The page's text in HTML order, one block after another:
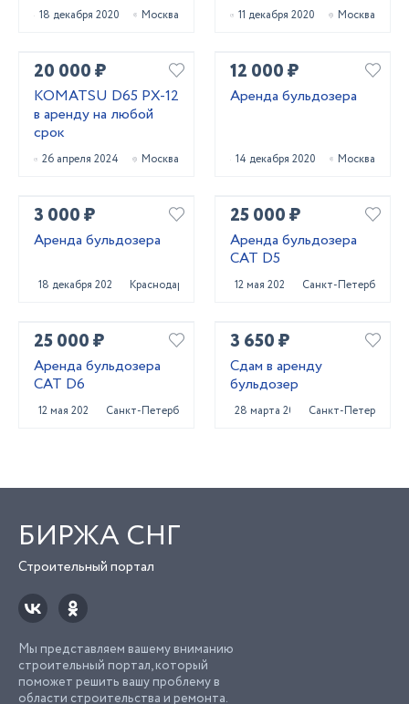
18 декабря 2020 Москва 11 декабря 2020 Москва
20 000 ₽
KOMATSU D65 PX-12
в аренду на любой
срок
26 апреля 2024 Москва
12 000 ₽
Аренда бульдозера
14 декабря 2020 Москва
3 000 ₽
Аренда бульдозера
18 декабря 2022 Краснодар
25 000 ₽
Аренда бульдозера
CAT D5
12 мая 2022 Санкт-Петербург
25 000 ₽
Аренда бульдозера
CAT D6
12 мая 2022 Санкт-Петербург
3 650 ₽
Сдам в аренду
бульдозер
28 марта 2023 Санкт-Петербург
БИРЖА СНГ
Строительный портал
Мы представляем вашему вниманию
строительный портал, который
поможет решить вашу проблему в
области строительства и ремонта.